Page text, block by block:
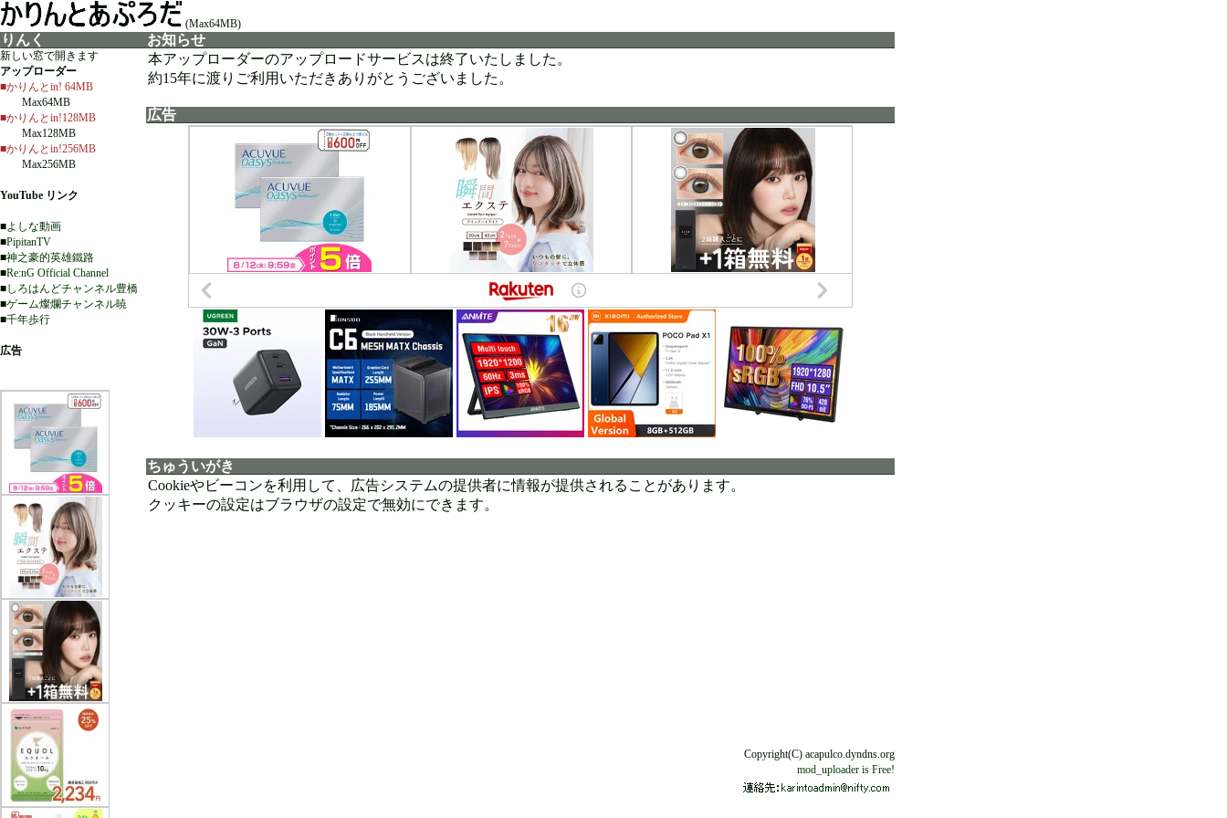
(Max64MB)
りんく
新しい窓で開きます
アップローダー
■かりんとin! 64MB
Max64MB
■かりんとin!128MB
Max128MB
■かりんとin!256MB
Max256MB
YouTube リンク
■よしな動画
■PipitanTV
■神之豪的英雄鐵路
■Re:nG Official Channel
■しろはんどチャンネル豊橋
■ゲーム燦爛チャンネル暁
■千年歩行
広告
お知らせ
本アップローダーのアップロードサービスは終了いたしました。
約15年に渡りご利用いただきありがとうございました。
広告
ちゅういがき
Cookieやビーコンを利用して、広告システムの提供者に情報が提供されることがあります。
クッキーの設定はブラウザの設定で無効にできます。
Copyright(C) acapulco.dyndns.org
mod_uploader is Free!